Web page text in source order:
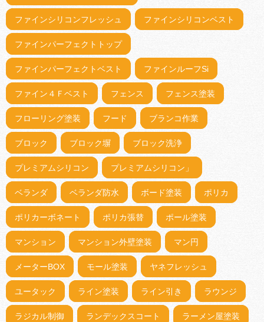
ファインシリコンフレッシュ ファインシリコンベスト
ファインパーフェクトトップ
ファインパーフェクトベスト ファインルーフSi
ファイン４Ｆベスト フェンス フェンス塗装
フローリング塗装 フード ブランコ作業
ブロック ブロック塀 ブロック洗浄
プレミアムシリコン プレミアムシリコン」
ベランダ ベランダ防水 ボード塗装 ポリカ
ポリカーボネート ポリカ張替 ポール塗装
マンション マンション外壁塗装 マン円
メーターBOX モール塗装 ヤネフレッシュ
ユータック ライン塗装 ライン引き ラウンジ
ラジカル制御 ランデックスコート ラーメン屋塗装